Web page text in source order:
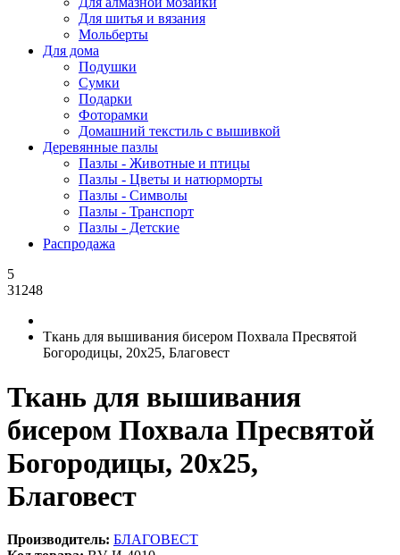
Для шитья и вязания
Мольберты
Для дома
Подушки
Сумки
Подарки
Фоторамки
Домашний текстиль с вышивкой
Деревянные пазлы
Пазлы - Животные и птицы
Пазлы - Цветы и натюрморты
Пазлы - Символы
Пазлы - Транспорт
Пазлы - Детские
Распродажа
5
31248
Ткань для вышивания бисером Похвала Пресвятой
Богородицы, 20x25, Благовест
Ткань для вышивания
бисером Похвала Пресвятой
Богородицы, 20x25,
Благовест
Производитель: БЛАГОВЕСТ